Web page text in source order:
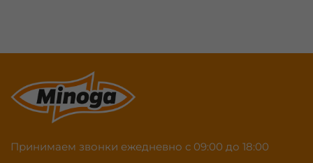
Принимаем звонки ежедневно с 09:00 до 18:00